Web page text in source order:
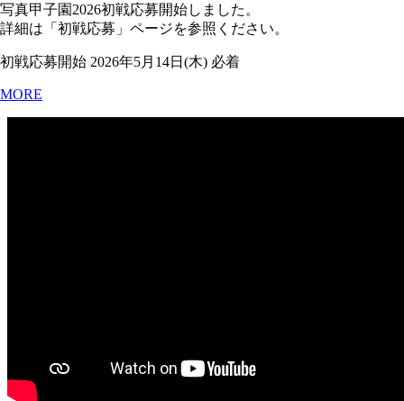
写真甲子園2026初戦応募開始しました。
詳細は「初戦応募」ページを参照ください。
初戦応募開始 2026年5月14日(木) 必着
MORE